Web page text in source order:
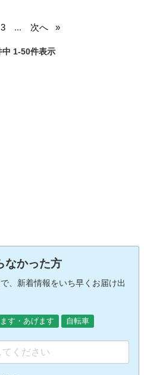
3 ... 次へ
中 1-50件表示
なかった方
、新着情報をいち早くお届け出
す・あげます 自転車